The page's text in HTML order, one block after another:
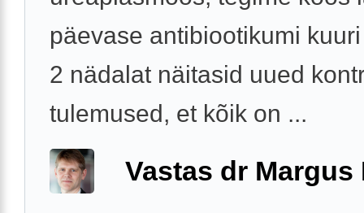
päevase antibiootikumi
2 nädalat näitasid uued
tulemused, et kõik on ...
Vastas dr Margus